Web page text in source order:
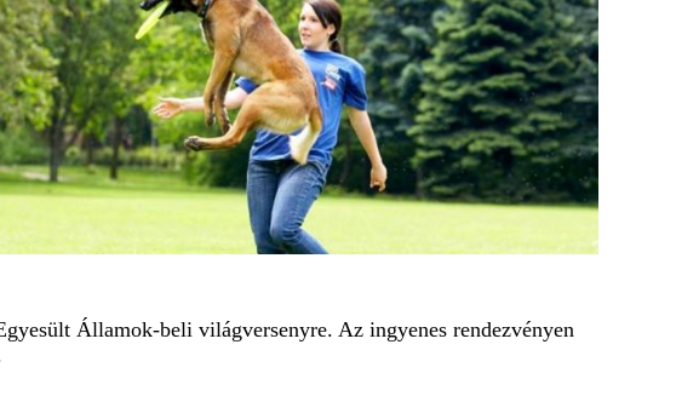
Államok-beli világversenyre. Az ingyenes rendezvényen